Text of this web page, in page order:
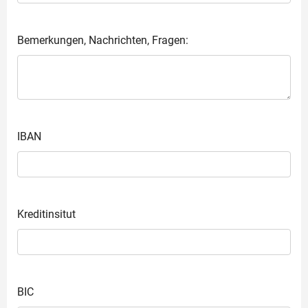
Bemerkungen, Nachrichten, Fragen:
IBAN
Kreditinsitut
BIC